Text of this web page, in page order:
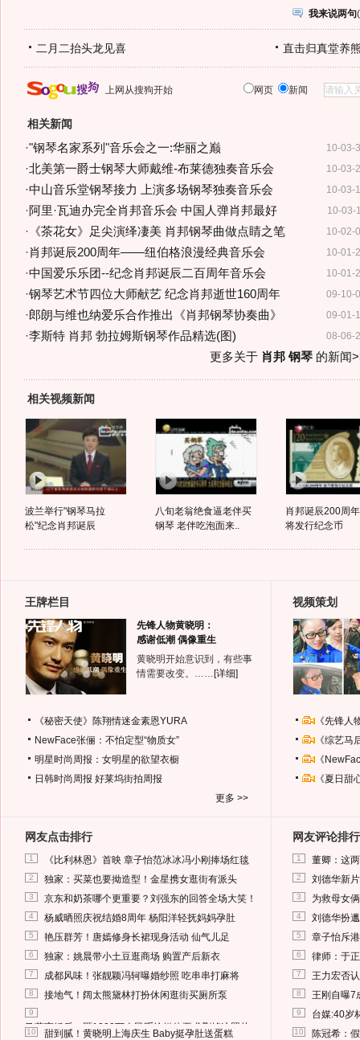
我来说两句(
二月二抬头龙见喜 直击归真堂养
上网从搜狗开始 网页 新闻
相关新闻
10-03-
·"钢琴名家系列"音乐会之一:华丽之巅
10-03-
·北美第一爵士钢琴大师戴维-布莱德独奏音乐会
10-03-
·中山音乐堂钢琴接力 上演多场钢琴独奏音乐会
10-03-
·阿里·瓦迪办完全肖邦音乐会 中国人弹肖邦最好
10-02-
· 《茶花女》足尖演绎凄美 肖邦钢琴曲做点睛之笔
10-01-
·肖邦诞辰200周年——纽伯格浪漫经典音乐会
10-01-
·中国爱乐乐团--纪念肖邦诞辰二百周年音乐会
09-10-
·钢琴艺术节四位大师献艺 纪念肖邦逝世160周年
09-01-
·郎朗与维也纳爱乐合作推出《肖邦钢琴协奏曲》
08-06-
·李斯特 肖邦 勃拉姆斯钢琴作品精选(图)
更多关于 肖邦 钢琴的新闻
相关视频新闻
波兰举行"钢琴马拉
松"纪念肖邦诞辰
八旬老翁绝食逼老伴买
钢琴 老伴吃泡面来..
肖邦诞辰200周
将发行纪念币
王牌栏目
先锋人物黄晓明：
感谢低潮 偶像重生
黄晓明开始意识到，有些事
情需要改变。…… [详细]
《秘密天使》陈翔情迷金素恩YURA
NewFace张俪：不怕定型“物质女”
明星时尚周报：女明星的欲望衣橱
日韩时尚周报 好莱坞街拍周报
更多 >>
视频策划
《先锋
《综艺
《
《夏日
网友点击排行
1 《比利林恩》首映 章子怡范冰冰冯小刚捧场红毯
2 独家：买菜也要拗造型！金星携女逛街有派头
3 京东和奶茶哪个更重要？刘强东的回答全场大笑！
4 杨威晒照庆祝结婚8周年 杨阳洋轻抚妈妈孕肚
5 艳压群芳！唐嫣修身长裙现身活动 仙气儿足
6 独家：姚晨带小土豆逛商场 购置产后新衣
7 成都风味！张靓颖冯轲曝婚纱照 吃串串打麻将
8 接地气！阔太熊黛林打扮休闲逛街买厕所泵
9
马蓉离婚后，砸1000万人民币给媒体要求删掉这照片
10 甜到腻！黄晓明上海庆生 Baby挺孕肚送蛋糕
网友评论排行
1 董卿：这
2 刘德华新
3 为救母女
4 刘德华扮
5 章子怡斥
6 律师：于
7 王力宏否
8 王刚自曝7
9 台媒:40岁
10 陈冠希：